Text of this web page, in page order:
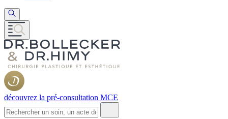
découvrez la pré-consultation MCE